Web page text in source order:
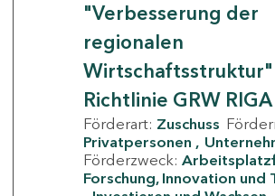
"Verbesserung der
regionalen
Wirtschaftsstruktur"
Richtlinie GRW RIGA
Förderart: Zuschuss
Privatpersonen
Förderzweck:
Forschung, Innovation und